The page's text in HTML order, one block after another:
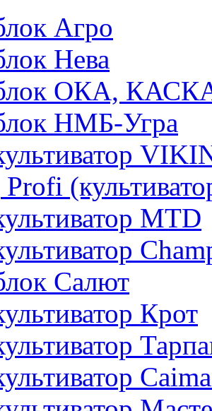
Агро
Нева
ОКА,
НМБ-Угра
Profi
MTD
Салют
Крот